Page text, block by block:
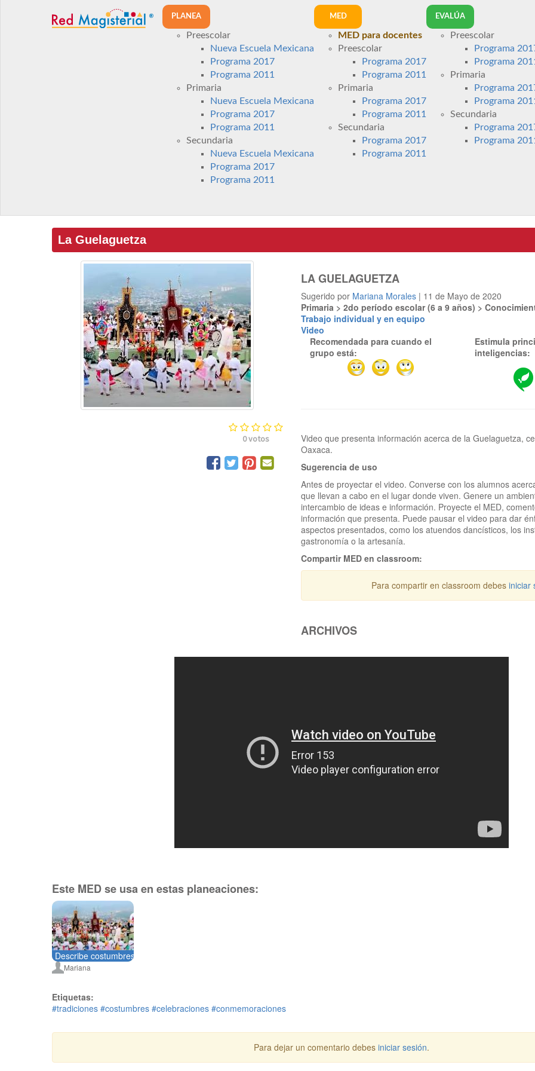
PLANEA
Preescolar
Nueva Escuela Mexicana
Programa 2017
Programa 2011
Primaria
Nueva Escuela Mexicana
Programa 2017
Programa 2011
Secundaria
Nueva Escuela Mexicana
Programa 2017
Programa 2011
MED
MED para docentes
Preescolar
Programa 2017
Programa 2011
Primaria
Programa 2017
Programa 2011
Secundaria
Programa 2017
Programa 2011
EVALÚA
Preescolar
Programa
Programa
Primaria
Programa
Programa
Secundaria
Programa
Programa
La Guelaguetza
0votos
LA GUELAGUETZA
Sugerido por Mariana Morales| 11 de Mayo de 2020
Primaria > 2do período escolar (6 a 9 años) >
Trabajo individual y en equipo
Video
Recomendada para cuando el
grupo está:
Estimula
inteligencias:
Video que presenta información acerca de la Guelaguetza,
Sugerencia de uso
Antes de proyectar el video. Converse con los alumnos
que llevan a cabo en el lugar donde viven. Genere un
intercambio de ideas e información. Proyecte el MED,
información que presenta. Puede pausar el video para dar
aspectos presentados, como los atuendos dancísticos, los
gastronomía o la artesanía.
Compartir MED en classroom:
Para compartir en classroom debesiniciar
ARCHIVOS
Este MED se usa en estas planeaciones:
Describe costumbres, tradiciones, celebraciones y conmemoraciones del lugar donde vive y cómo han cambiado con el paso
Mariana
Etiquetas:
#tradiciones #costumbres #celebraciones #conmemoraciones
Para dejar un comentario debes iniciar sesión.